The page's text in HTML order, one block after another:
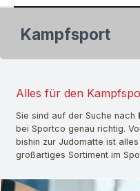
Kampfsport
Alles für den
Sie sind auf der Suche nach
bei Sportco genau richtig.
bishin zur Judomatte ist
großartiges Sortiment im